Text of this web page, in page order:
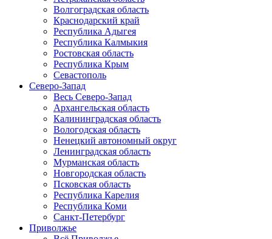
Волгоградская область
Краснодарский край
Республика Адыгея
Республика Калмыкия
Ростовская область
Республика Крым
Севастополь
Северо-Запад
Весь Северо-Запад
Архангельская область
Калининградская область
Вологодская область
Ненецкий автономный округ
Ленинградская область
Мурманская область
Новгородская область
Псковская область
Республика Карелия
Республика Коми
Санкт-Петербург
Приволжье